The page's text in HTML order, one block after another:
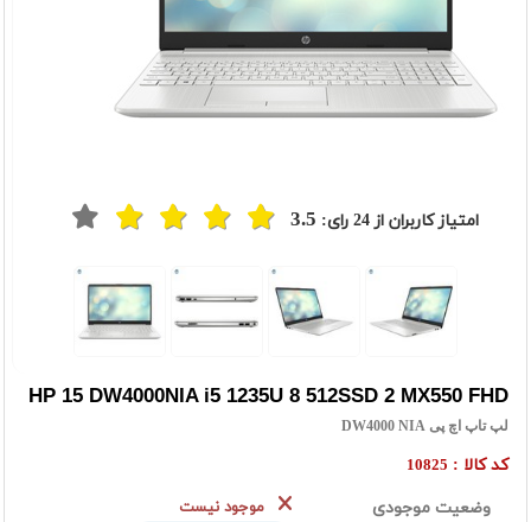
امتیاز کاربران از24 رای: 3.5
HP 15 DW4000NIA i5 1235U 8 512SSD 2 MX550 FHD
لپ تاپ اچ پی DW4000 NIA
کد کالا : 10825
وضعیت موجودی
موجود نیست